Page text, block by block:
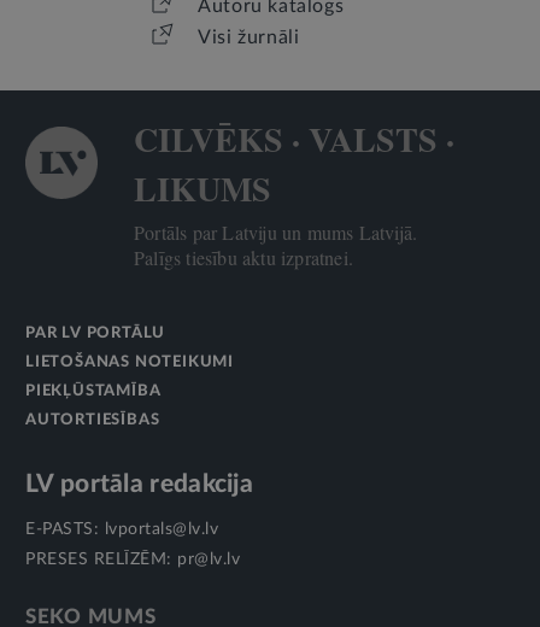
Autoru katalogs
Visi žurnāli
CILVĒKS · VALSTS ·
LIKUMS
Portāls par Latviju un mums Latvijā.
Palīgs tiesību aktu izpratnei.
PAR LV PORTĀLU
LIETOŠANAS NOTEIKUMI
PIEKĻŪSTAMĪBA
AUTORTIESĪBAS
LV portāla redakcija
E-PASTS:
lvportals@lv.lv
PRESES RELĪZĒM: pr@lv.lv
SEKO MUMS